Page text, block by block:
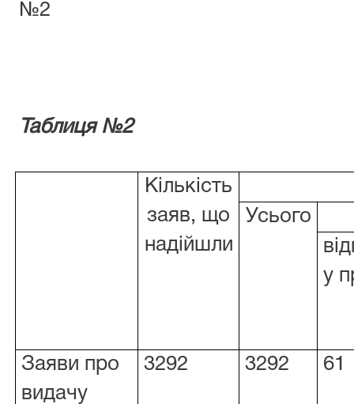
№2
Таблиця №2
Кількість
заяв, що
надійшли
Усього
у
Заяви про
видачу
3292 3292 61